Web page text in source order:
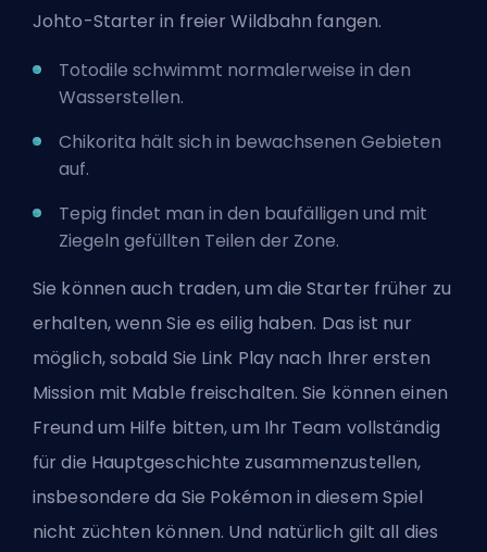
Johto-Starter in freier Wildbahn fangen.
Totodile schwimmt normalerweise in den
Wasserstellen.
Chikorita hält sich in bewachsenen Gebieten
auf.
Tepig findet man in den baufälligen und mit
Ziegeln gefüllten Teilen der Zone.
Sie können auch traden, um die Starter früher zu
erhalten, wenn Sie es eilig haben. Das ist nur
möglich, sobald Sie Link Play nach Ihrer ersten
Mission mit Mable freischalten. Sie können einen
Freund um Hilfe bitten, um Ihr Team vollständig
für die Hauptgeschichte zusammenzustellen,
insbesondere da Sie Pokémon in diesem Spiel
nicht züchten können. Und natürlich gilt all dies